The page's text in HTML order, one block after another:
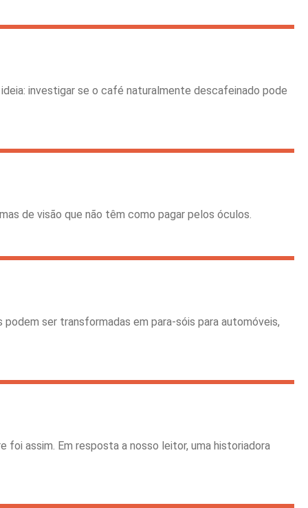
investigar se o café naturalmente descafeinado pode
de visão que não têm como pagar pelos óculos.
ser transformadas em para-sóis para automóveis,
foi assim. Em resposta a nosso leitor, uma historiadora